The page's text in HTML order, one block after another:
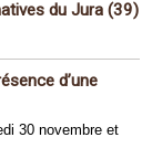
du Jura (39)
d’une
30 novembre et